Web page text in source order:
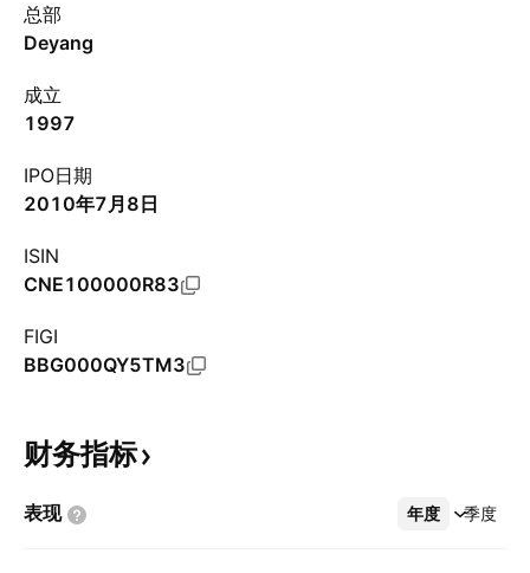
总部
Deyang
成立
1997
IPO日期
2010年7月8日
ISIN
CNE100000R83
FIGI
BBG000QY5TM3
财务指标
表现 年度 季度
更多